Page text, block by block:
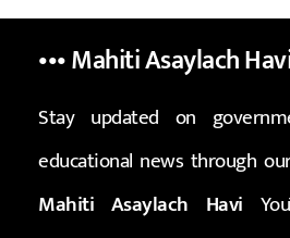
••• Mahiti Asaylach
Stay updated on
educational news through
Mahiti Asaylach Havi